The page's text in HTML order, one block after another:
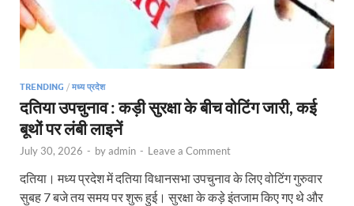
TRENDING / मध्य प्रदेश
दतिया उपचुनाव : कड़ी सुरक्षा के बीच वोटिंग जारी, कई
बूथों पर लंबी लाइनें
July 30, 2026 - byadmin - Leave a Comment
दतिया। मध्य प्रदेश में दतिया विधानसभा उपचुनाव के लिए वोटिंग गुरुवार
सुबह 7 बजे तय समय पर शुरू हुई। सुरक्षा के कड़े इंतजाम किए गए थे और